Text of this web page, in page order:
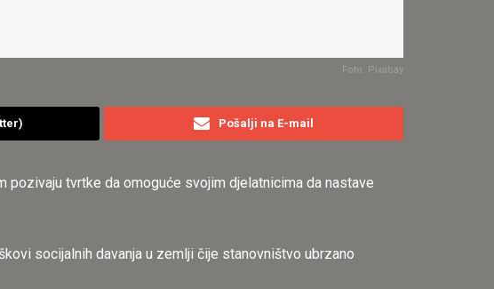
Foto: Pixabay
Pošalji na E-mail
pozivaju tvrtke da omoguće svojim djelatnicima da nastave
socijalnih davanja u zemlji čije stanovništvo ubrzano